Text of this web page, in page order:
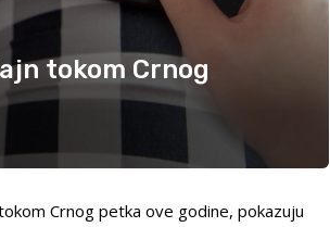
tokom Crnog
Crnog petka ove godine, pokazuju